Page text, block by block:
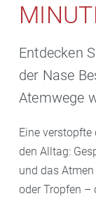
Entdecken
der Nase
Atemwege
Eine verstopfte
den Alltag:
und das
oder Tropfen –